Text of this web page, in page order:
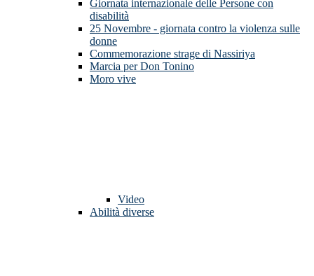
Giornata internazionale delle Persone con
disabilità
25 Novembre - giornata contro la violenza sulle
donne
Commemorazione strage di Nassiriya
Marcia per Don Tonino
Moro vive
Video
Abilità diverse